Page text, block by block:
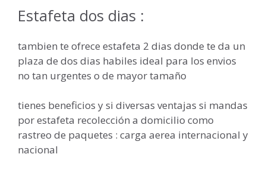
Estafeta dos dias :
tambien te ofrece estafeta 2 dias donde te da un
plaza de dos dias habiles ideal para los envios
no tan urgentes o de mayor tamaño
tienes beneficios y si diversas ventajas si mandas
por estafeta recolección a domicilio como
rastreo de paquetes : carga aerea internacional y
nacional